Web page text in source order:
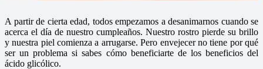
A partir de cierta edad, todos empezamos a desanimarnos cuando se
acerca el día de nuestro cumpleaños. Nuestro rostro pierde su brillo
y nuestra piel comienza a arrugarse. Pero envejecer no tiene por qué
ser un problema si sabes cómo beneficiarte de los beneficios del
ácido glicólico.